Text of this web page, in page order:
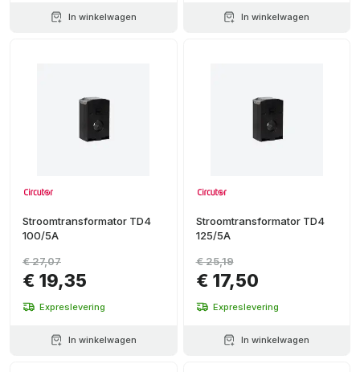
In winkelwagen In winkelwagen
Stroomtransformator TD4
100/5A
€ 19,35
€ 27,07
Expreslevering
In winkelwagen
Stroomtransformator TD4
125/5A
€ 17,50
€ 25,19
Expreslevering
In winkelwagen